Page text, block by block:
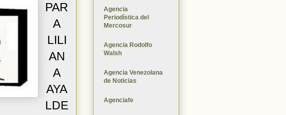
PAR
A
LILI
AN
A
AYA
LDE
Agencia
Periodística del
Mercosur
Agencia Rodolfo
Walsh
Agencia Venezolana
de Noticias
Agenciafe